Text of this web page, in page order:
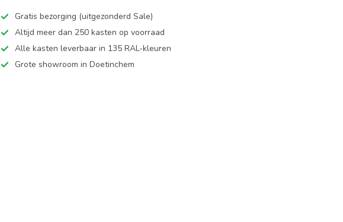
Gratis bezorging (uitgezonderd Sale)
Altijd meer dan 250 kasten op voorraad
Alle kasten leverbaar in 135 RAL-kleuren
Grote showroom in Doetinchem